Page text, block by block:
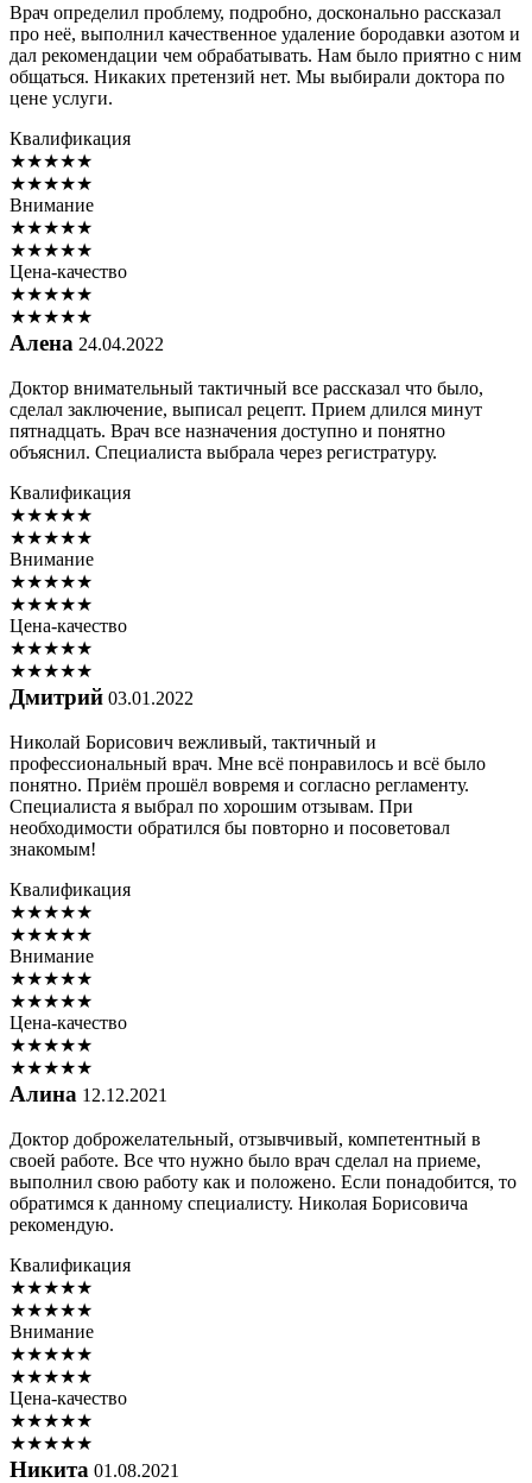
Врач определил проблему, подробно, досконально рассказал
про неё, выполнил качественное удаление бородавки азотом и
дал рекомендации чем обрабатывать. Нам было приятно с ним
общаться. Никаких претензий нет. Мы выбирали доктора по
цене услуги.
Квалификация
★★★★★
★★★★★
Внимание
★★★★★
★★★★★
Цена-качество
★★★★★
★★★★★
Алена 24.04.2022
Доктор внимательный тактичный все рассказал что было,
сделал заключение, выписал рецепт. Прием длился минут
пятнадцать. Врач все назначения доступно и понятно
объяснил. Специалиста выбрала через регистратуру.
Квалификация
★★★★★
★★★★★
Внимание
★★★★★
★★★★★
Цена-качество
★★★★★
★★★★★
Дмитрий 03.01.2022
Николай Борисович вежливый, тактичный и
профессиональный врач. Мне всё понравилось и всё было
понятно. Приём прошёл вовремя и согласно регламенту.
Специалиста я выбрал по хорошим отзывам. При
необходимости обратился бы повторно и посоветовал
знакомым!
Квалификация
★★★★★
★★★★★
Внимание
★★★★★
★★★★★
Цена-качество
★★★★★
★★★★★
Алина 12.12.2021
Доктор доброжелательный, отзывчивый, компетентный в
своей работе. Все что нужно было врач сделал на приеме,
выполнил свою работу как и положено. Если понадобится, то
обратимся к данному специалисту. Николая Борисовича
рекомендую.
Квалификация
★★★★★
★★★★★
Внимание
★★★★★
★★★★★
Цена-качество
★★★★★
★★★★★
Никита 01.08.2021